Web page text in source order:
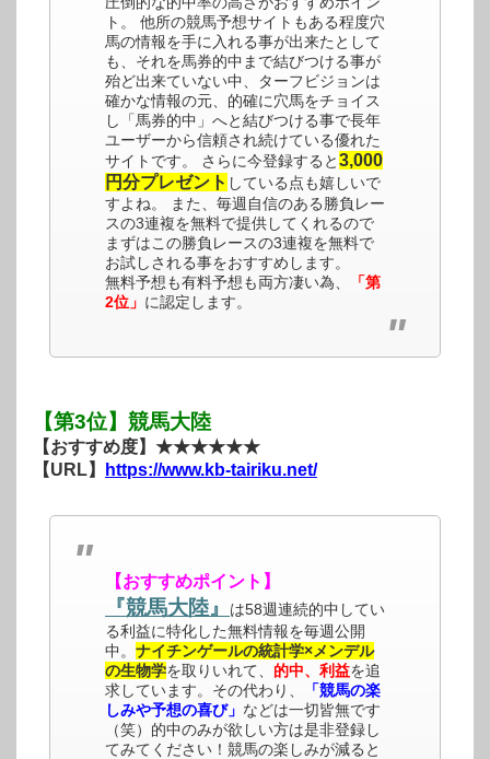
ト。 他所の競馬予想サイトもある程度穴
馬の情報を手に入れる事が出来たとして
も、それを馬券的中まで結びつける事が
殆ど出来ていない中、ターフビジョンは
確かな情報の元、的確に穴馬をチョイス
し「馬券的中」へと結びつける事で長年
ユーザーから信頼され続けている優れた
サイトです。 さらに今登録すると3,000
円分プレゼント している点も嬉しいで
すよね。 また、毎週自信のある勝負レー
スの3連複を無料で提供してくれるので
まずはこの勝負レースの3連複を無料で
お試しされる事をおすすめします。
無料予想も有料予想も両方凄い為、
「第
2位」 に認定します。
【第3位】競馬大陸
【おすすめ度】★★★★★★
【URL】
https://www.kb-tairiku.net/
【おすすめポイント】
『競馬大陸』
は58週連続的中してい
る利益に特化した無料情報を毎週公開
中。 ナイチンゲールの統計学×メンデル
の生物学を取りいれて、 的中、利益を追
求しています。その代わり、
「競馬の楽
しみや予想の喜び」 などは一切皆無です
（笑）的中のみが欲しい方は是非登録し
てみてください！競馬の楽しみが減ると